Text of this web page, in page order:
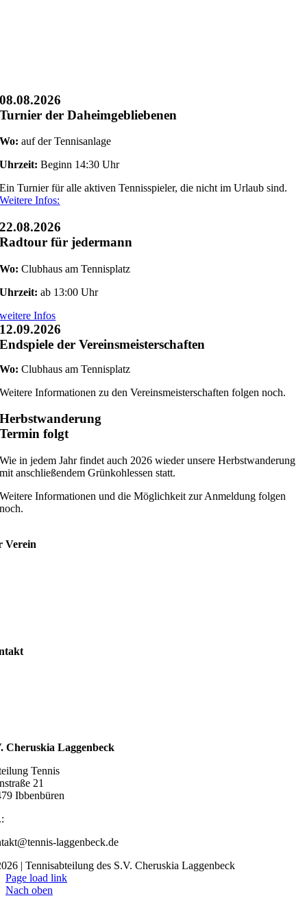
08.08.2026
Turnier der Daheimgebliebenen
Wo: auf der Tennisanlage
Uhrzeit: Beginn 14:30 Uhr
Ein Turnier für alle aktiven Tennisspieler, die nicht im Urlaub sind.
Weitere Infos:
22.08.2026
Radtour für jedermann
Wo: Clubhaus am Tennisplatz
Uhrzeit: ab 13:00 Uhr
weitere Infos
12.09.2026
Endspiele der Vereinsmeisterschaften
Wo: Clubhaus am Tennisplatz
Weitere Informationen zu den Vereinsmeisterschaften folgen noch.
Herbstwanderung
Termin folgt
Wie in jedem Jahr findet auch 2026 wieder unsere Herbstwanderung
mit anschließendem Grünkohlessen statt.
Weitere Informationen und die Möglichkeit zur Anmeldung folgen
noch.
Verein
Cheruskia Laggenbeck
Tennis
21
Ibbenbüren
laggenbeck.de
| Tennisabteilung des S.V. Cheruskia Laggenbeck
Page load link
Nach oben